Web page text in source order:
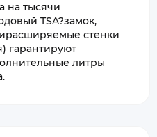
на тысячи
TSA?замок,
стенки
гарантируют
литры